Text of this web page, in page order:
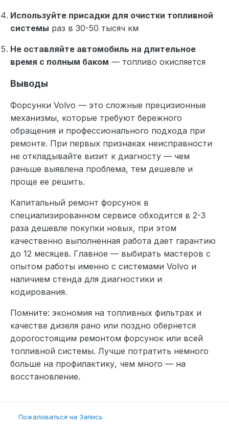
Используйте присадки для очистки топливной
системы раз в 30-50 тысяч км
Не оставляйте автомобиль на длительное
время с полным баком — топливо окисляется
Выводы
Форсунки Volvo — это сложные прецизионные
механизмы, которые требуют бережного
обращения и профессионального подхода при
ремонте. При первых признаках неисправности
не откладывайте визит к диагносту — чем
раньше выявлена проблема, тем дешевле и
проще ее решить.
Капитальный ремонт форсунок в
специализированном сервисе обходится в 2-3
раза дешевле покупки новых, при этом
качественно выполненная работа дает гарантию
до 12 месяцев. Главное — выбирать мастеров с
опытом работы именно с системами Volvo и
наличием стенда для диагностики и
кодирования.
Помните: экономия на топливных фильтрах и
качестве дизеля рано или поздно обернется
дорогостоящим ремонтом форсунок или всей
топливной системы. Лучше потратить немного
больше на профилактику, чем много — на
восстановление.
Пожаловаться на Запись